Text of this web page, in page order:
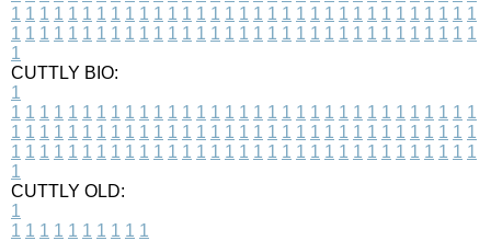
1 1 1 1 1 1 1 1 1 1 1 1 1 1 1 1 1 1 1 1 1 1 1 1 1 1 1 1 1 1 1 1 1
1 1 1 1 1 1 1 1 1 1 1 1 1 1 1 1 1 1 1 1 1 1 1 1 1 1 1 1 1 1 1 1 1
1
CUTTLY BIO:
1
1 1 1 1 1 1 1 1 1 1 1 1 1 1 1 1 1 1 1 1 1 1 1 1 1 1 1 1 1 1 1 1 1
1 1 1 1 1 1 1 1 1 1 1 1 1 1 1 1 1 1 1 1 1 1 1 1 1 1 1 1 1 1 1 1 1
1 1 1 1 1 1 1 1 1 1 1 1 1 1 1 1 1 1 1 1 1 1 1 1 1 1 1 1 1 1 1 1 1
1
CUTTLY OLD:
1
1 1 1 1 1 1 1 1 1 1